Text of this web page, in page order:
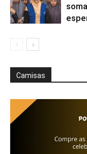
Camisas